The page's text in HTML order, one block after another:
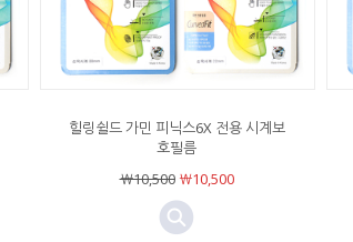
힐링쉴드 가민 피닉스6X 전용 시계보
호필름
￦10,500￦10,500